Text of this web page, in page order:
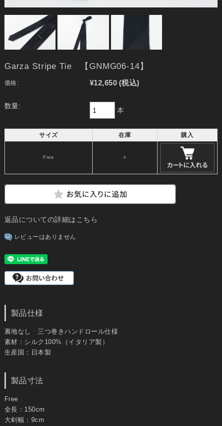
Garza Stripe Tie 【GNMG06-14】
価格: ¥12,650 (税込)
数量:
本
サイズ 在庫 購入
Free ○
返品についての詳細はこちら
レビューはありません
製品仕様
裏地なし 三つ巻きハンドロール仕様
素材：シルク100%（イタリア製）
生産国：日本製
製品寸法
Free
全長：150cm
大剣幅：9cm